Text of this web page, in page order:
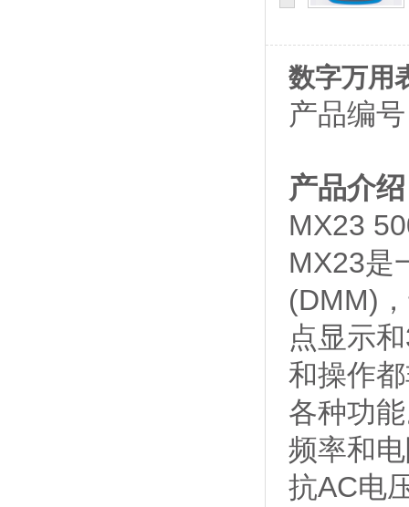
数字万用
产品编
产品介绍
MX23
MX23是
(DMM)
点显示
和操作
各种功
频率和
抗AC电